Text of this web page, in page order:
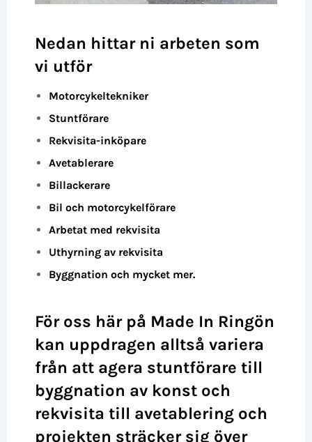
Nedan hittar ni arbeten som
vi utför
Motorcykeltekniker
Stuntförare
Rekvisita-inköpare
Avetablerare
Billackerare
Bil och motorcykelförare
Arbetat med rekvisita
Uthyrning av rekvisita
Byggnation och mycket mer.
För oss här på Made In Ringön
kan uppdragen alltså variera
från att agera stuntförare till
byggnation av konst och
rekvisita till avetablering och
projekten sträcker sig över